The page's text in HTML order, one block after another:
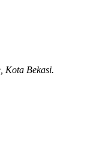
Kota Bekasi.